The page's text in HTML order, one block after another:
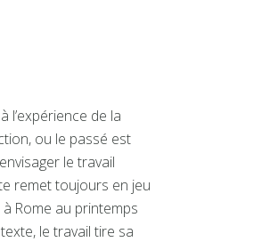
l’expérience de la
ou le passé est
le travail
remet toujours en jeu
Rome au printemps
le travail tire sa